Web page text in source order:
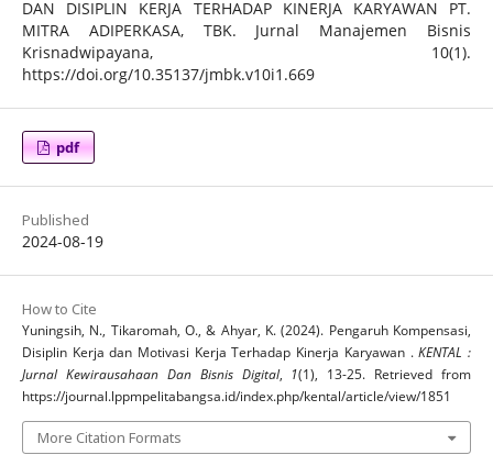
DAN DISIPLIN KERJA TERHADAP KINERJA KARYAWAN PT.
MITRA ADIPERKASA, TBK. Jurnal Manajemen Bisnis
Krisnadwipayana, 10(1).
https://doi.org/10.35137/jmbk.v10i1.669
pdf
Published
2024-08-19
How to Cite
Yuningsih, N., Tikaromah, O., & Ahyar, K. (2024). Pengaruh Kompensasi,
Disiplin Kerja dan Motivasi Kerja Terhadap Kinerja Karyawan .KENTAL :
Jurnal Kewirausahaan Dan Bisnis Digital, 1(1), 13-25. Retrieved from
https://journal.lppmpelitabangsa.id/index.php/kental/article/view/1851
More Citation Formats